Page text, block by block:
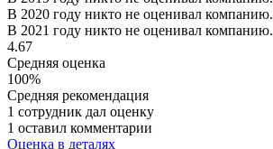
В 2020 году никто не оценивал компанию.
В 2021 году никто не оценивал компанию.
4.67
Средняя оценка
100%
Средняя рекомендация
1 сотрудник дал оценку
1 оставил комментарии
Оценка в деталях